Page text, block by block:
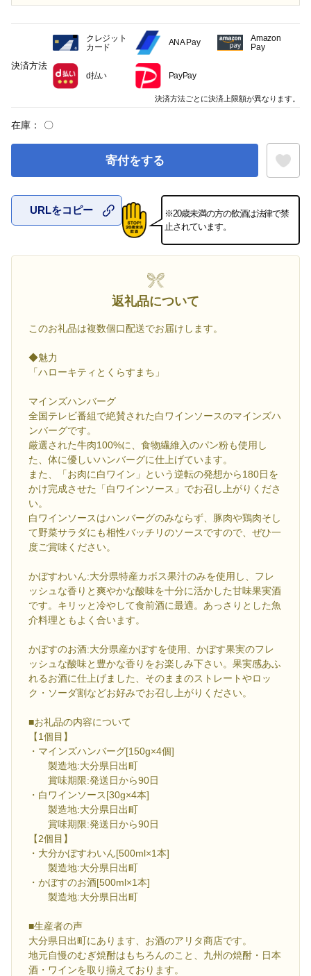
在庫： 〇
寄付をする
お気に入
URLをコピー
※20歳未満の方の飲酒は法律で禁
止されています。
返礼品について
このお礼品は複数個口配送でお届けします。
◆魅力
「ハローキティとくらすまち」
マインズハンバーグ
全国テレビ番組で絶賛された白ワインソースのマインズハ
ンバーグです。
厳選された牛肉100%に、食物繊維入のパン粉も使用し
た、体に優しいハンバーグに仕上げています。
また、「お肉に白ワイン」という逆転の発想から180日を
かけ完成させた「白ワインソース」でお召し上がりくださ
い。
白ワインソースはハンバーグのみならず、豚肉や鶏肉そし
て野菜サラダにも相性バッチリのソースですので、ぜひ一
度ご賞味ください。
かぼすわいん:大分県特産カボス果汁のみを使用し、フレ
ッシュな香りと爽やかな酸味を十分に活かした甘味果実酒
です。キリッと冷やして食前酒に最適。あっさりとした魚
介料理ともよく合います。
かぼすのお酒:大分県産かぼすを使用、かぼす果実のフレ
ッシュな酸味と豊かな香りをお楽しみ下さい。果実感あふ
れるお酒に仕上げました、そのままのストレートやロッ
ク・ソーダ割などお好みでお召し上がりください。
■お礼品の内容について
【1個目】
・マインズハンバーグ[150g×4個]
製造地:大分県日出町
賞味期限:発送日から90日
・白ワインソース[30g×4本]
製造地:大分県日出町
賞味期限:発送日から90日
【2個目】
・大分かぼすわいん[500ml×1本]
製造地:大分県日出町
・かぼすのお酒[500ml×1本]
製造地:大分県日出町
■生産者の声
大分県日出町にあります、お酒のアリタ商店です。
地元自慢のむぎ焼酎はもちろんのこと、九州の焼酎・日本
酒・ワインを取り揃えております。
決済方法
クレジット
カード
ANA Pay
Amazon
Pay
d払い PayPay
決済方法ごとに決済上限額が異なります。